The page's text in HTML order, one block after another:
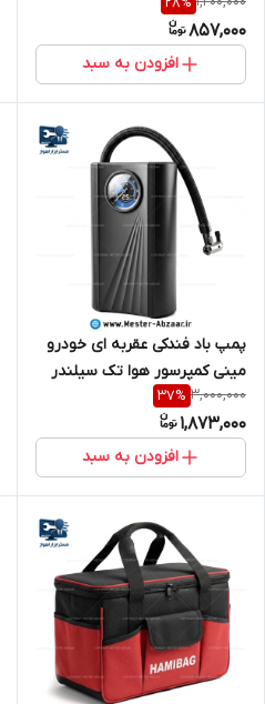
SANARGARAN BAG
857,000
افزودن به سبد
پمپ باد فندکی عقربه ای خودرو
مینی کمپرسور هوا تک سیلندر
ماشین CBQ-001 MDHL
3,000,000
37%
1,873,000
افزودن به سبد